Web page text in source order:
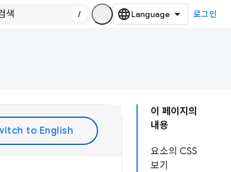
/ 로그인
이 페이지의
내용
요소의 CSS
보기